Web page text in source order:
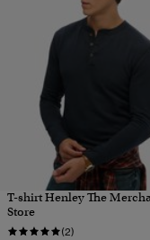
T-shirt Henley The
Store
(2)